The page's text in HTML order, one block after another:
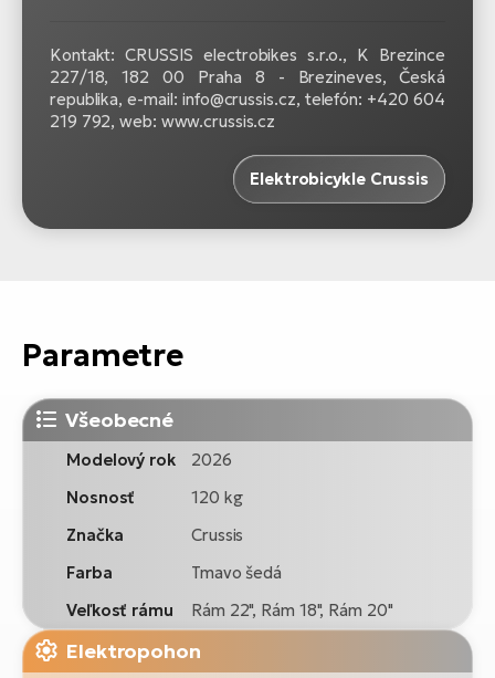
Kontakt: CRUSSIS electrobikes s.r.o., K Brezince
227/18, 182 00 Praha 8 - Brezineves, Česká
republika, e-mail: info@crussis.cz, telefón: +420 604
219 792, web: www.crussis.cz
Elektrobicykle Crussis
Parametre
Všeobecné
Modelový rok
2026
Nosnosť
120 kg
Značka
Crussis
Farba
Tmavo šedá
Veľkosť rámu
Rám 22", Rám 18", Rám 20"
Elektropohon